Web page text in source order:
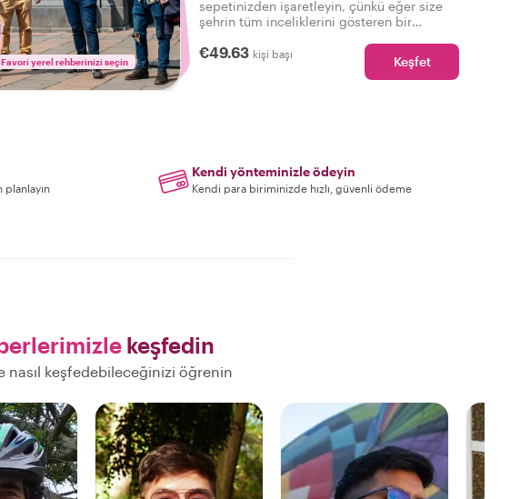
Favori yerel rehberinizi seçin
sepetinizden işaretleyin, çünkü eğer size
şehrin tüm inceliklerini gösteren bir
kişiselleştirilmiş Meksika City turudur.
€49.63 kişi başı Keşfet
planlayın
Kendi yönteminizle ödeyin
Kendi para biriminizde hızlı, güvenli ödeme
keşfedin
nasıl keşfedebileceğinizi öğrenin